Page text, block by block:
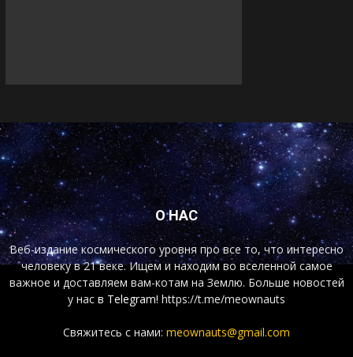
О НАС
Веб-издание космического уровня про все то, что интересно
человеку в 21 веке. Ищем и находим во вселенной самое
важное и доставляем вам-котам на Землю. Больше новостей
у нас в Telegram! https://t.me/meownauts
Свяжитесь с нами: meownauts@gmail.com